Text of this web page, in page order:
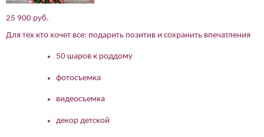
данных в соответствии
25 900 руб.
Для тех кто хочет все: подарить позитив и сохранить впечатления
50 шаров к роддому
фотосъемка
видеосъемка
декор детской